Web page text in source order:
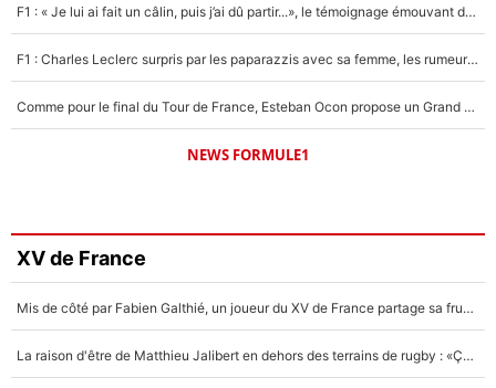
F1 : « Je lui ai fait un câlin, puis j’ai dû partir...», le témoignage émouvant de Max Verstappen sur sa fille
F1 : Charles Leclerc surpris par les paparazzis avec sa femme, les rumeurs étaient vraies !
Comme pour le final du Tour de France, Esteban Ocon propose un Grand Prix de Formule 1 à Paris : «Autour de l’Arc de Triomphe, ce serait génial» !
NEWS FORMULE1
XV de France
Mis de côté par Fabien Galthié, un joueur du XV de France partage sa frustration : «ils ne me l’ont pas dit tout de suite»
La raison d'être de Matthieu Jalibert en dehors des terrains de rugby : «Ça m'atteint autant que si tu touches à un membre de ma famille»